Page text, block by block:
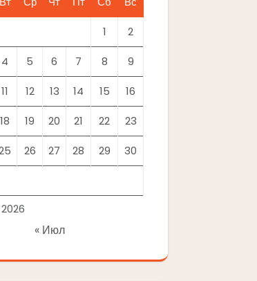
1 2
4 5 6 7 8 9
11 12 13 14 15 16
18 19 20 21 22 23
26 27 28 29 30
« Июл